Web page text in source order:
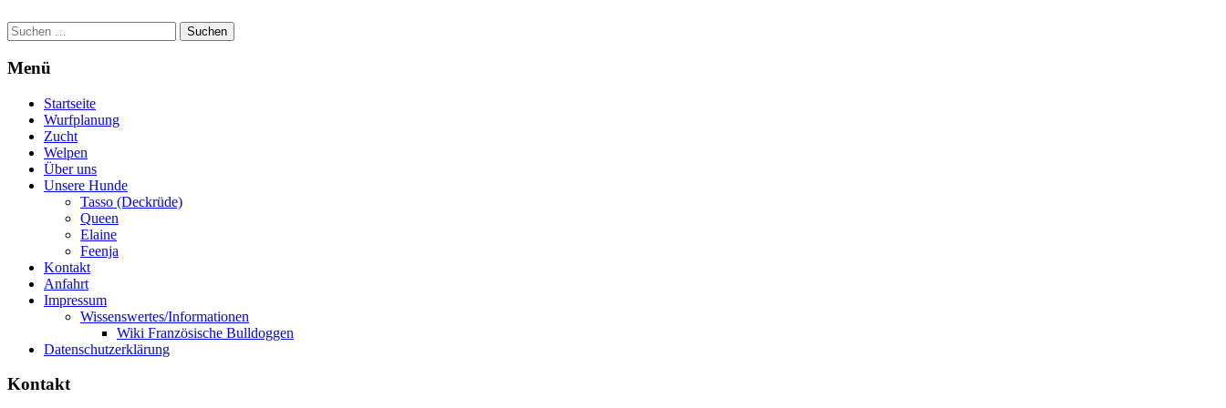
Suchen
nach:
Menü
Startseite
Wurfplanung
Zucht
Welpen
Über uns
Unsere Hunde
Tasso (Deckrüde)
Queen
Elaine
Feenja
Kontakt
Anfahrt
Impressum
Wissenswertes/Informationen
Wiki Französische Bulldoggen
Datenschutzerklärung
Kontakt